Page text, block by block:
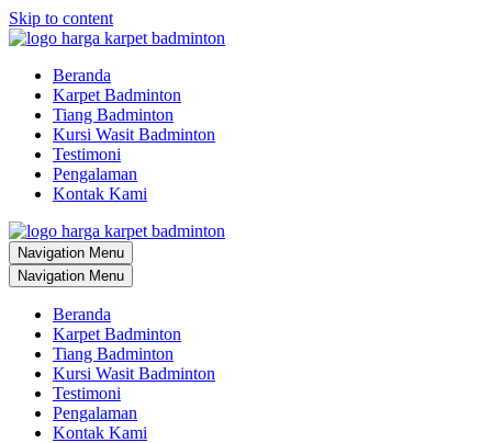
Skip to content
Beranda
Karpet Badminton
Tiang Badminton
Kursi Wasit Badminton
Testimoni
Pengalaman
Kontak Kami
Navigation Menu
Navigation Menu
Beranda
Karpet Badminton
Tiang Badminton
Kursi Wasit Badminton
Testimoni
Pengalaman
Kontak Kami